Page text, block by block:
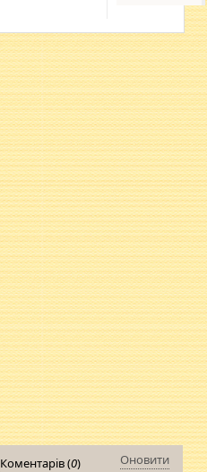
Коментарів (0)
Оновити